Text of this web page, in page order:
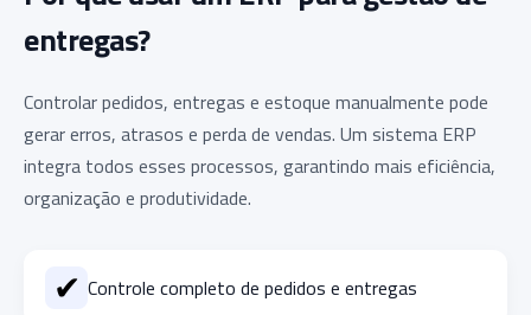
entregas?
Controlar pedidos, entregas e estoque manualmente pode
gerar erros, atrasos e perda de vendas. Um sistema ERP
integra todos esses processos, garantindo mais eficiência,
organização e produtividade.
✔ Controle completo de pedidos e entregas